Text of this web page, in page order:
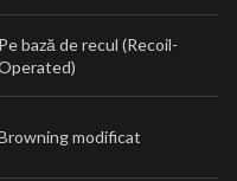
Pe bază de recul (Recoil-
modificat